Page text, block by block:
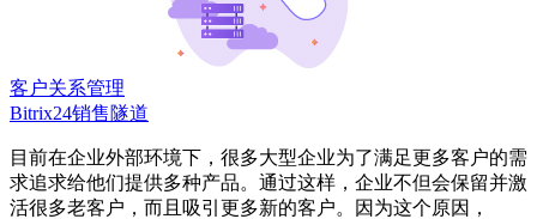
客户关系管理
Bitrix24销售隧道
目前在企业外部环境下，很多大型企业为了满足更多客户的需
求追求给他们提供多种产品。通过这样，企业不但会保留并激
活很多老客户，而且吸引更多新的客户。因为这个原因，